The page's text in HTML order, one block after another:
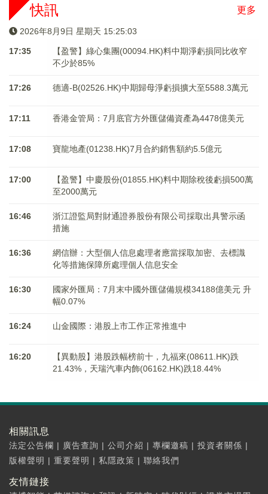
更多
快訊
2026年8月9日 星期天 15:25:03
17:35
【盈警】綠心集團(00094.HK)料中期淨虧損同比收窄
不少於85%
17:26 德適-B(02526.HK)中期歸母淨虧損擴大至5588.3萬元
17:11 香港金管局：7月底官方外匯儲備資產為4478億美元
17:08 寶龍地產(01238.HK)7月合約銷售額約5.5億元
17:00
【盈警】中慶股份(01855.HK)料中期除稅後虧損500萬
至2000萬元
16:46
浙江證監局對財通證券股份有限公司採取出具警示函
措施
16:36
網信辦：大型個人信息處理者應當採取加密、去標識
化等措施保障所處理個人信息安全
16:30
國家外匯局：7月末中國外匯儲備規模34188億美元 升
幅0.07%
16:24 山金國際：港股上市工作正常推進中
16:20
【異動股】港股跌幅榜前十，九福來(08611.HK)跌
21.43%，天瑞汽車内飾(06162.HK)跌18.44%
相關訊息
法定公告欄 | 廣告查詢 | 公司介紹 | 專欄邀稿 | 投資者關係 |
版權聲明 | 重要聲明 | 私隱政策 | 聯絡我們
友情鏈接